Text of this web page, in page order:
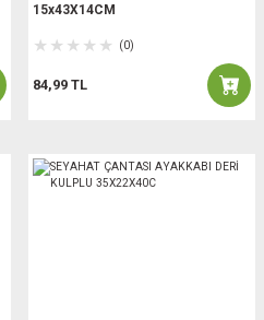
15x43X14CM
(0)
84,99 TL